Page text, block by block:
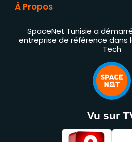
À Propos
SpaceNet Tunisie a
entreprise de référence dans
Tech
Vu sur